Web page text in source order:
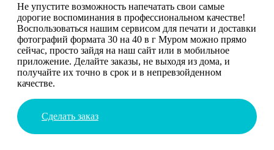
Не упустите возможность напечатать свои самые
дорогие воспоминания в профессиональном качестве!
Воспользоваться нашим сервисом для печати и доставки
фотографий формата 30 на 40 в г Муром можно прямо
сейчас, просто зайдя на наш сайт или в мобильное
приложение. Делайте заказы, не выходя из дома, и
получайте их точно в срок и в непревзойденном
качестве.
Сделать заказ